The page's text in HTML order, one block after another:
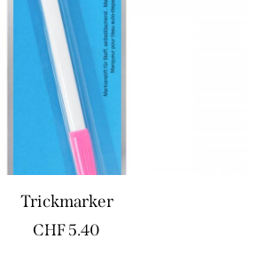
Trickmarker
CHF5.40